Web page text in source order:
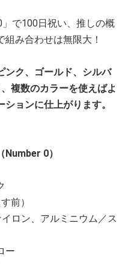
で100日祝い、推しの概
み合わせは無限大！
ンク、ゴールド、シルバ
複数のカラーを使えばよ
ョンに仕上がります。
0）
前）
ロン、アルミニウム／ス
ー